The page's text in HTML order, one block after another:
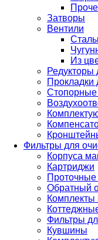
Затворы
Вентили
Из
Редукторы
Прокладки
Стопорные
Фильтры для
Корпуса
Картриджи
Обратный
Комплекты
Фильтры
Кувшины